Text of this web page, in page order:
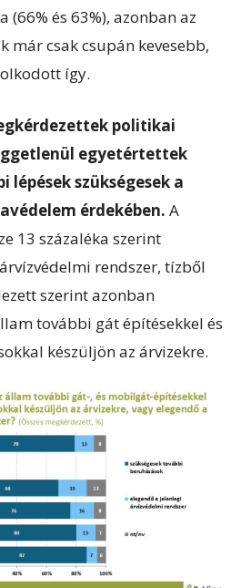
(66% és 63%), azonban az
már csak csupán kevesebb,
így.
politikai
egyetértettek
lépések szükségesek a
érdekében. A
13 százaléka szerint
rendszer, tízből
szerint azonban
további gát építésekkel és
készüljön az árvizekre.